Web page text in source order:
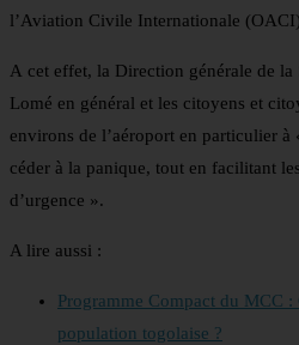
l’Aviation Civile Internationale
A cet effet, la Direction générale de
Lomé en général et les citoyens et
environs de l’aéroport en particulier à
céder à la panique, tout en facilitant
d’urgence ».
A lire aussi :
Programme Compact du MCC :
population togolaise ?